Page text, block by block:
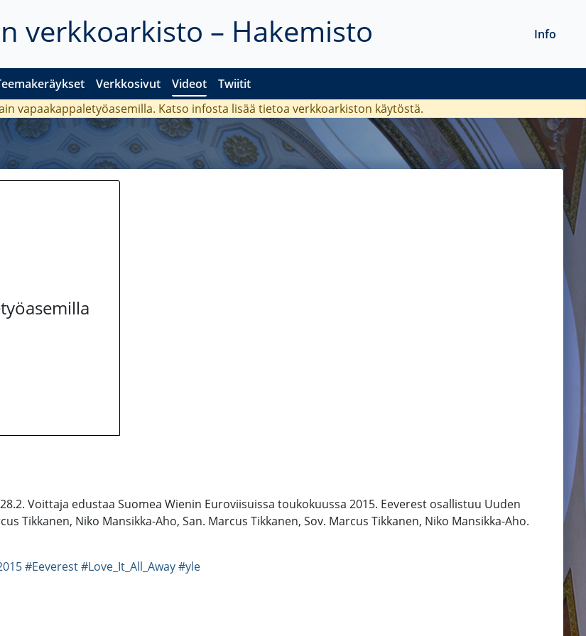
verkkoarkisto – Hakemisto
Verkkosivut Videot Twiitit
Info
vapaakappaletyöasemilla. Katso infosta lisää tietoa verkkoarkiston käytöstä.
Voittaja edustaa Suomea Wienin Euroviisuissa toukokuussa 2015. Eeverest osallistuu Uuden
Tikkanen, Niko Mansikka-Aho, San. Marcus Tikkanen, Sov. Marcus Tikkanen, Niko Mansikka-Aho.
#Eeverest#Love_It_All_Away#yle